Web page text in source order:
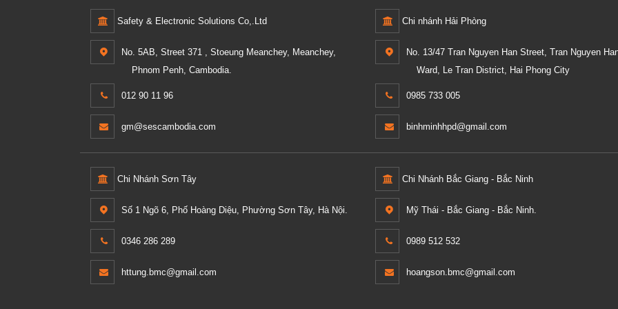
Safety & Electronic Solutions Co,.Ltd
No. 5AB, Street 371 , Stoeung Meanchey, Meanchey,
Phnom Penh, Cambodia.
012 90 11 96
gm@sescambodia.com
Chi nhánh Hải Phòng
No. 13/47 Tran Nguyen Han Street, Tran Nguyen
Ward, Le Tran District, Hai Phong City
0985 733 005
binhminhhpd@gmail.com
Chi Nhánh Sơn Tây
Số 1 Ngõ 6, Phố Hoàng Diệu, Phường Sơn Tây, Hà Nội.
0346 286 289
httung.bmc@gmail.com
Chi Nhánh Bắc Giang - Bắc Ninh
Mỹ Thái - Bắc Giang - Bắc Ninh.
0989 512 532
hoangson.bmc@gmail.com